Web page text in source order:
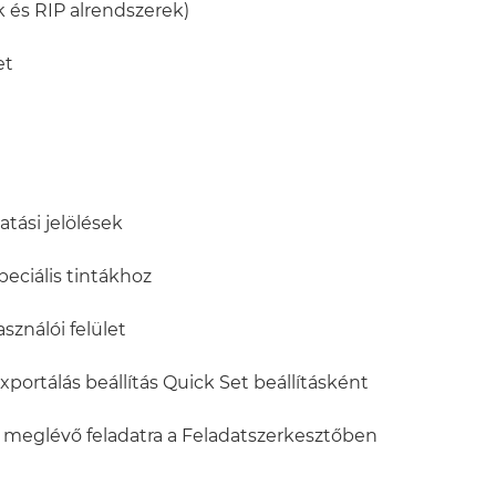
RIP alrendszerek)
jelölések
tintákhoz
felület
beállítás Quick Set beállításként
feladatra a Feladatszerkesztőben